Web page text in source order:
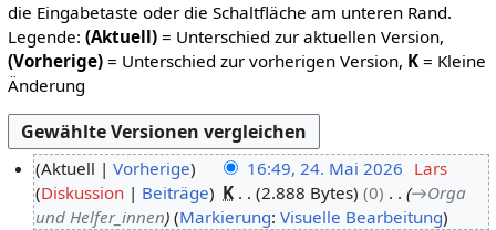
die Eingabetaste oder die Schaltfläche am unteren Rand.
Legende: (Aktuell)= Unterschied zur aktuellen Version,
(Vorherige)= Unterschied zur vorherigen Version, K= Kleine
Änderung
Aktuell Vorherige 16:49, 24. Mai 2026 Lars
Diskussion
Beiträge K 2.888 Bytes 0 →Orga
und Helfer_innen
Markierung:Visuelle Bearbeitung